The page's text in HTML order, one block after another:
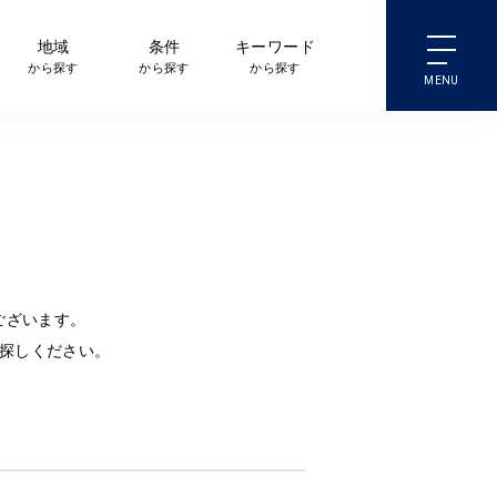
地域
から探す
条件
から探す
キーワード
から探す
います。
しください。